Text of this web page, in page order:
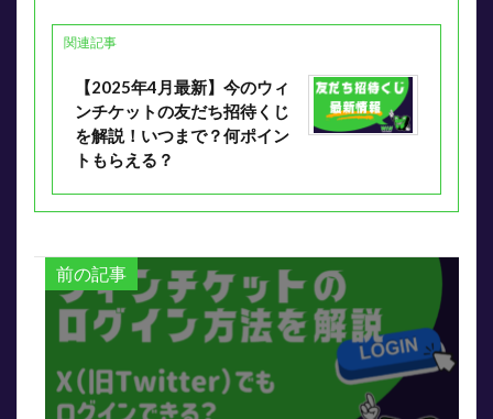
関連記事
【2025年4月最新】今のウィ
ンチケットの友だち招待くじ
を解説！いつまで？何ポイン
トもらえる？
前の記事